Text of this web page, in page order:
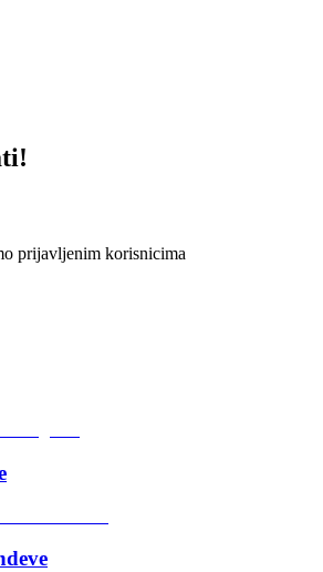
prijavljenim korisnicima